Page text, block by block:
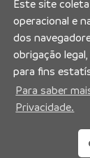
Este site coleta
operacional e
dos
obrigação
para fins
Para saber
Privacidade.